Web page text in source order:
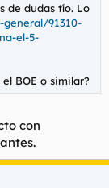
hallazgo,
de su boca fue
como
con la mano
pudo gritar
sexo femenino
en una
con claras
de dudas tío. Lo
91310-
el-5-
BOE o similar?
con